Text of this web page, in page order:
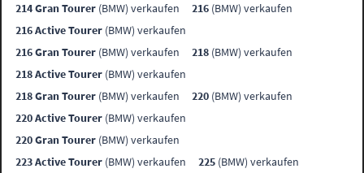
214 Gran Tourer (BMW) verkaufen 216 (BMW) verkaufen
216 Active Tourer (BMW) verkaufen
216 Gran Tourer (BMW) verkaufen 218 (BMW) verkaufen
218 Active Tourer (BMW) verkaufen
218 Gran Tourer (BMW) verkaufen 220 (BMW) verkaufen
220 Active Tourer (BMW) verkaufen
220 Gran Tourer (BMW) verkaufen
223 Active Tourer (BMW) verkaufen 225 (BMW) verkaufen